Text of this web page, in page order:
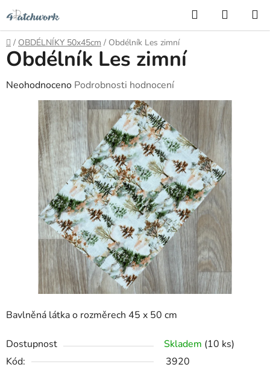
Přejít
na
obsah
Hledat
KOŠÍK
Domů
/ OBDÉLNÍKY 50x45cm / Obdélník Les zimní
Bavlněná látka o rozměrech 45 x 50 cm
Dostupnost Skladem (10 ks)
Kód:
3920
Obdélník Les zimní
Průměrné
hodnocení
produktu
hvězdiček.
Neohodnoceno Podrobnosti hodnocení